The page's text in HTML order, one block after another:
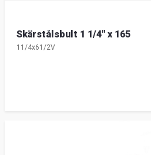
Skärstålsbult 1 1/4" x 165
11/4x61/2V